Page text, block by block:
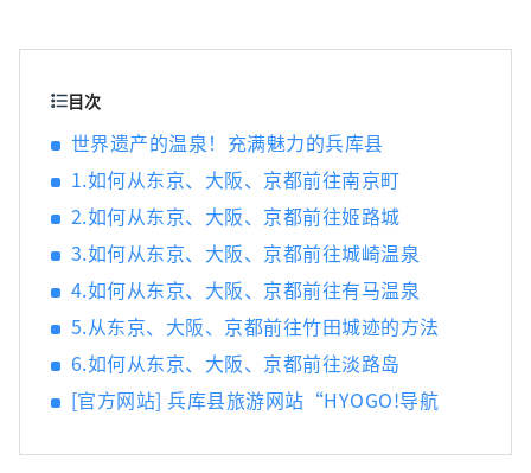
鸣声、夏季各地举办的烟火大会的动感声音
等，您可以听到令人难忘的声音。 在县内的药
草园和植物园中，四季皆有的药草和花草的温
和宜人的香气可以治愈您的身心。 享受刺激视
觉、味觉、触觉、听觉、嗅觉五种感官的兵库
新旅程。
目次
世界遗产的温泉！充满魅力的兵库县
1.如何从东京、大阪、京都前往南京町
2.如何从东京、大阪、京都前往姬路城
3.如何从东京、大阪、京都前往城崎温泉
4.如何从东京、大阪、京都前往有马温泉
5.从东京、大阪、京都前往竹田城迹的方法
6.如何从东京、大阪、京都前往淡路岛
[官方网站] 兵库县旅游网站“HYOGO!导航